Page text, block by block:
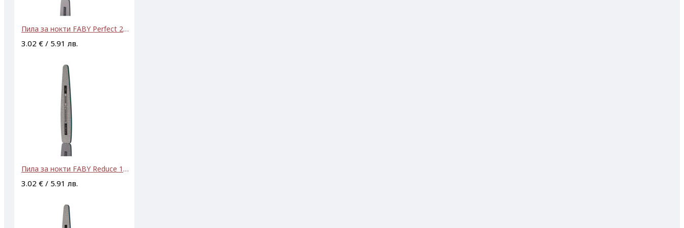
Пила за нокти FABY Perfect 240
3.02 € / 5.91 лв.
Пила за нокти FABY Reduce 150
3.02 € / 5.91 лв.